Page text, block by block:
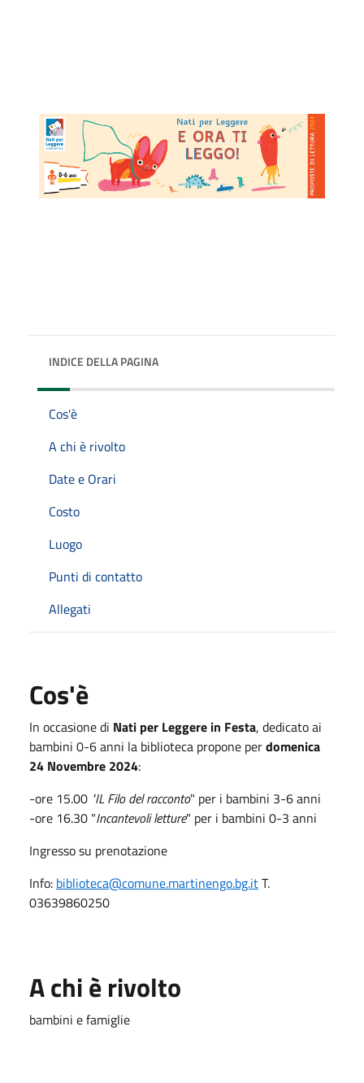
INDICE DELLA PAGINA
Cos'è
A chi è rivolto
Date e Orari
Costo
Luogo
Punti di contatto
Allegati
Cos'è
In occasione di Nati per Leggere in Festa, dedicato ai
bambini 0-6 anni la biblioteca propone perdomenica
24 Novembre 2024:
-ore 15.00 "IL Filo del racconto" per i bambini 3-6 anni
-ore 16.30 "Incantevoli letture" per i bambini 0-3 anni
Ingresso su prenotazione
Info: biblioteca@comune.martinengo.bg.itT.
03639860250
A chi è rivolto
bambini e famiglie